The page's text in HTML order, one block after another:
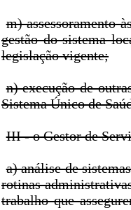
m) assessoramento
gestão do sistema
legislação vigente;
n) execução de
Sistema Único de
III - o Gestor de
a) análise de
rotinas
trabalho que